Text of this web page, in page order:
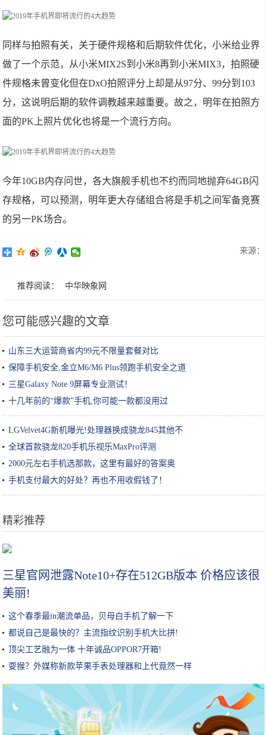
同样与拍照有关，关于硬件规格和后期软件优化，小米给业界
做了一个示范，从小米MIX2S到小米8再到小米MIX3，拍照硬
件规格未曾变化但在DxO拍照评分上却是从97分、99分到103
分，这说明后期的软件调教越来越重要。故之，明年在拍照方
面的PK上照片优化也将是一个流行方向。
今年10GB内存问世，各大旗舰手机也不约而同地抛弃64GB闪
存规格，可以预测，明年更大存储组合将是手机之间军备竞赛
的另一PK场合。
来源：
推荐阅读： 中华映象网
您可能感兴趣的文章
山东三大运营商省内99元不限量套餐对比
保障手机安全,金立M6/M6 Plus领跑手机安全之道
三星Galaxy Note 9屏幕专业测试！
十几年前的“爆款”手机,你可能一款都没用过
LGVelvet4G新机曝光!处理器换成骁龙845其他不
全球首款骁龙820手机乐视乐MaxPro评测
2000元左右手机选那款，这里有最好的答案奥
手机支付最大的好处？再也不用收假钱了！
精彩推荐
三星官网泄露Note10+存在512GB版本 价格应该很
美丽!
这个春季最in潮流单品，贝母白手机了解一下
都说自己是最快的？主流指纹识别手机大比拼!
顶尖工艺融为一体 十年诚品OPPOR7开箱!
耍猴？外媒称新款苹果手表处理器和上代竟然一样